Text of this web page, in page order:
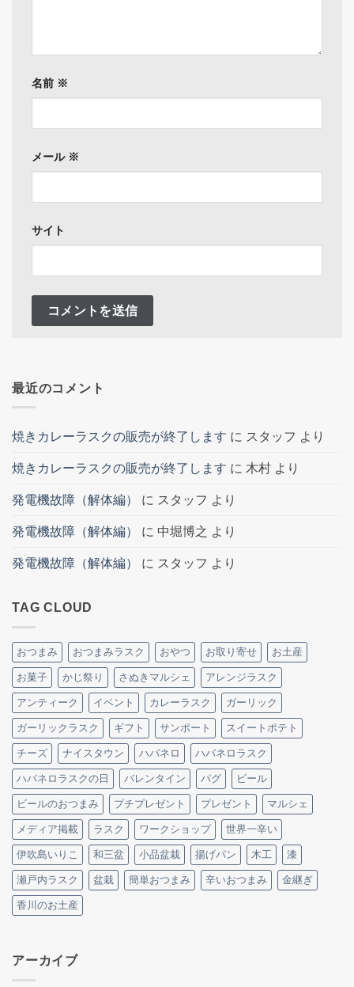
名前 ※
メール ※
サイト
最近のコメント
焼きカレーラスクの販売が終了します に スタッフ より
焼きカレーラスクの販売が終了します に 木村 より
発電機故障（解体編） に スタッフ より
発電機故障（解体編） に 中堀博之 より
発電機故障（解体編） に スタッフ より
TAG CLOUD
おつまみ おつまみラスク おやつ お取り寄せ お土産
お菓子 かじ祭り さぬきマルシェ アレンジラスク
アンティーク イベント カレーラスク ガーリック
ガーリックラスク ギフト サンポート スイートポテト
チーズ ナイスタウン ハバネロ ハバネロラスク
ハバネロラスクの日 バレンタイン パグ ビール
ビールのおつまみ プチプレゼント プレゼント マルシェ
メディア掲載 ラスク ワークショップ 世界一辛い
伊吹島いりこ 和三盆 小品盆栽 揚げパン 木工 漆
瀬戸内ラスク 盆栽 簡単おつまみ 辛いおつまみ 金継ぎ
香川のお土産
アーカイブ